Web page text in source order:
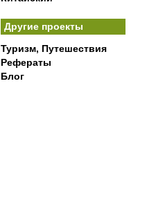
Другие проекты
Туризм, Путешествия
Рефераты
Блог